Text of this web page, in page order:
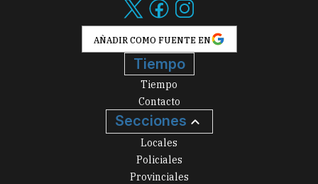
AÑADIR COMO FUENTE EN
Tiempo
Tiempo
Contacto
Secciones
Locales
Policiales
Provinciales